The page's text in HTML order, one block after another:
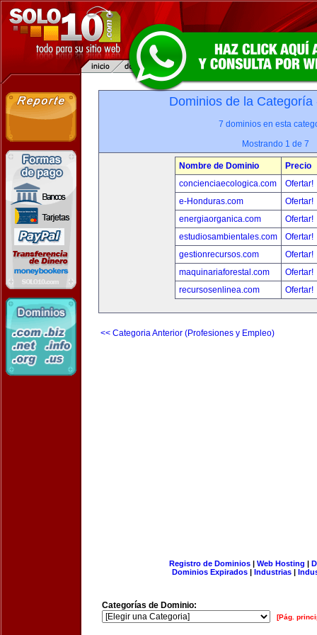
Dominios de la
7 dominios en esta
Mostrando 1 de 7
Nombre de Dominio
Precio
concienciaecologica.com
Ofertar!
e-Honduras.com
Ofertar!
energiaorganica.com
Ofertar!
estudiosambientales.com
Ofertar!
gestionrecursos.com
Ofertar!
maquinariaforestal.com
Ofertar!
recursosenlinea.com
Ofertar!
<< Categoria Anterior (Profesiones y Empleo)
Registro de Dominios| Web Hosting |
Dominios Expirados | Industrias |
Categorías de Dominio:
[Pág.